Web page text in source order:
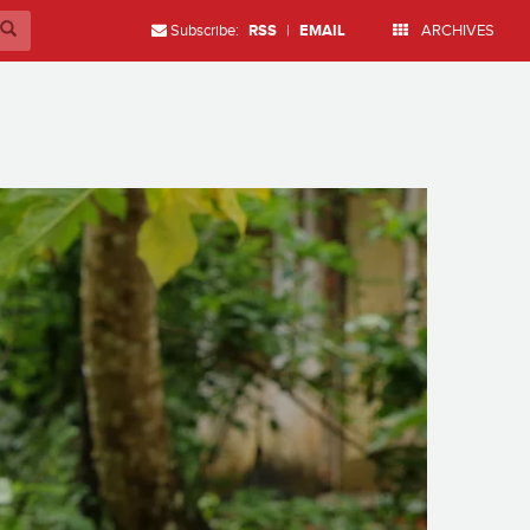
Subscribe: RSS | EMAIL ARCHIVES